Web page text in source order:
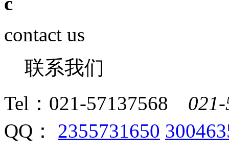
contact us
联系我们
Tel： 021-57137568
QQ： 2355731650